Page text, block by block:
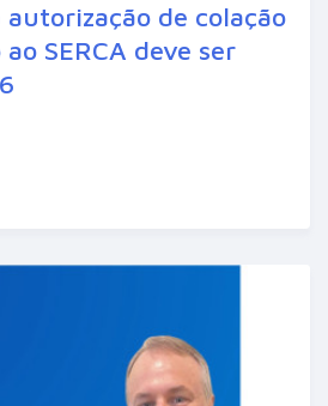
autorização de colação
SERCA deve ser